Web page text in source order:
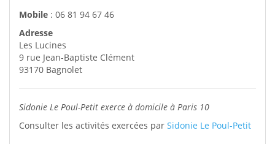
Mobile : 06 81 94 67 46
Adresse
Les Lucines
9 rue Jean-Baptiste Clément
93170 Bagnolet
Sidonie Le Poul-Petit exerce à domicile à Paris 10
Consulter les activités exercées par Sidonie Le Poul-Petit